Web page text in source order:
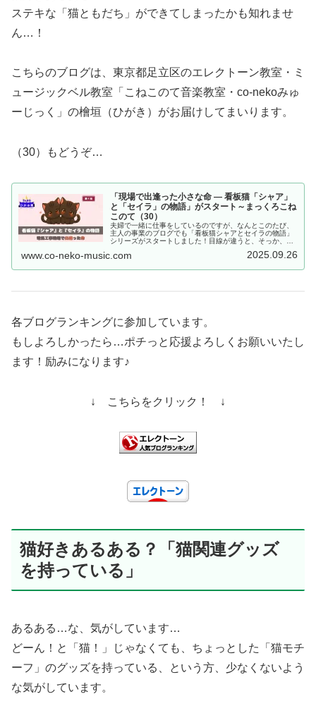
ステキな「猫ともだち」ができてしまったかも知れませ
ん…！
こちらのブログは、東京都足立区のエレクトーン教室・ミ
ュージックベル教室「こねこのて音楽教室・co-nekoみゅ
ーじっく」の檜垣（ひがき）がお届けしてまいります。
（30）もどうぞ…
「現場で出逢った小さな命 ― 看板猫「シャア」
と「セイラ」の物語」がスタート～まっくろこね
このて（30）
夫婦で一緒に仕事をしているのですが、なんとこのたび、
主人の事業のブログでも「看板猫シャアとセイラの物語」
シリーズがスタートしました！目線が違うと、そっか、こ
ひ！こちらのブログは、東京都足立区...
www.co-neko-music.com 2025.09.26
各ブログランキングに参加しています。
もしよろしかったら…ポチっと応援よろしくお願いいたし
ます！励みになります♪
↓ こちらをクリック！ ↓
猫好きあるある？「猫関連グッズ
を持っている」
あるある…な、気がしています…
どーん！と「猫！」じゃなくても、ちょっとした「猫モチ
ーフ」のグッズを持っている、という方、少なくないよう
な気がしています。